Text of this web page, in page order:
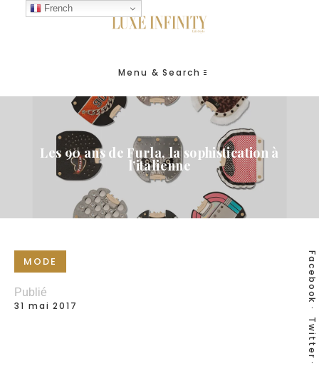
Menu & Search
Les 90 ans de Furla, la sophistication à
l’italienne
Facebook
Twitter
MODE
Publié
31 mai 2017
French